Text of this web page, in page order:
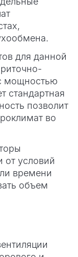
для данной
мощностью
стандартная
позволит
во
от условий
времени
объем